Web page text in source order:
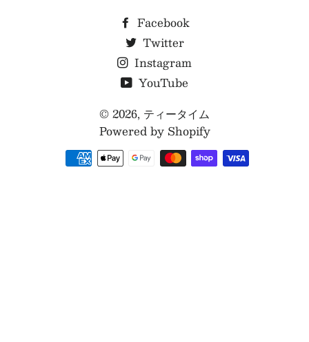
Facebook
Twitter
Instagram
YouTube
© 2026, ティータイム
Powered by Shopify
お